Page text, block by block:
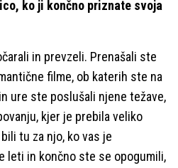
ko ji končno priznate svoja
in prevzeli. Prenašali ste
filme, ob katerih ste na
ure ste poslušali njene težave,
kjer je prebila veliko
tu za njo, ko vas je
leti in končno ste se opogumili,